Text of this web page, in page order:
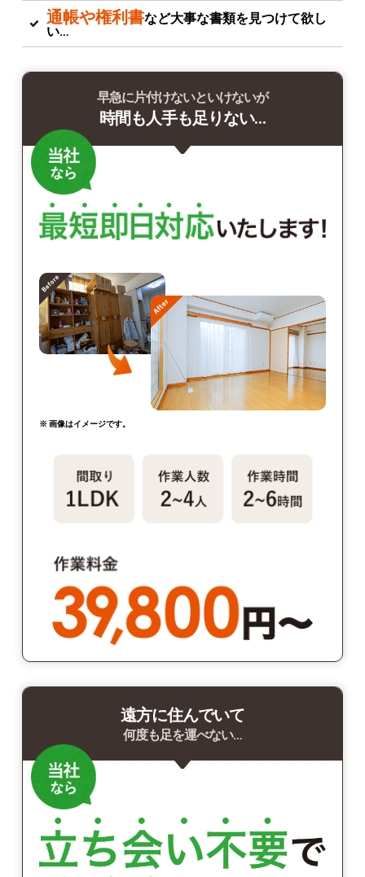
通帳や権利書など大事な書類を見つけて欲し
い…
早急に片付けないといけないが
時間も人手も足りない…
※ 画像はイメージです。
遠方に住んでいて
何度も足を運べない…